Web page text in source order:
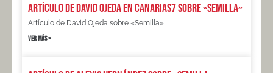
Artículo de David Ojeda en Canarias7 sobre «Semilla»
Artículo de David Ojeda sobre «Semilla»
VER MÁS »